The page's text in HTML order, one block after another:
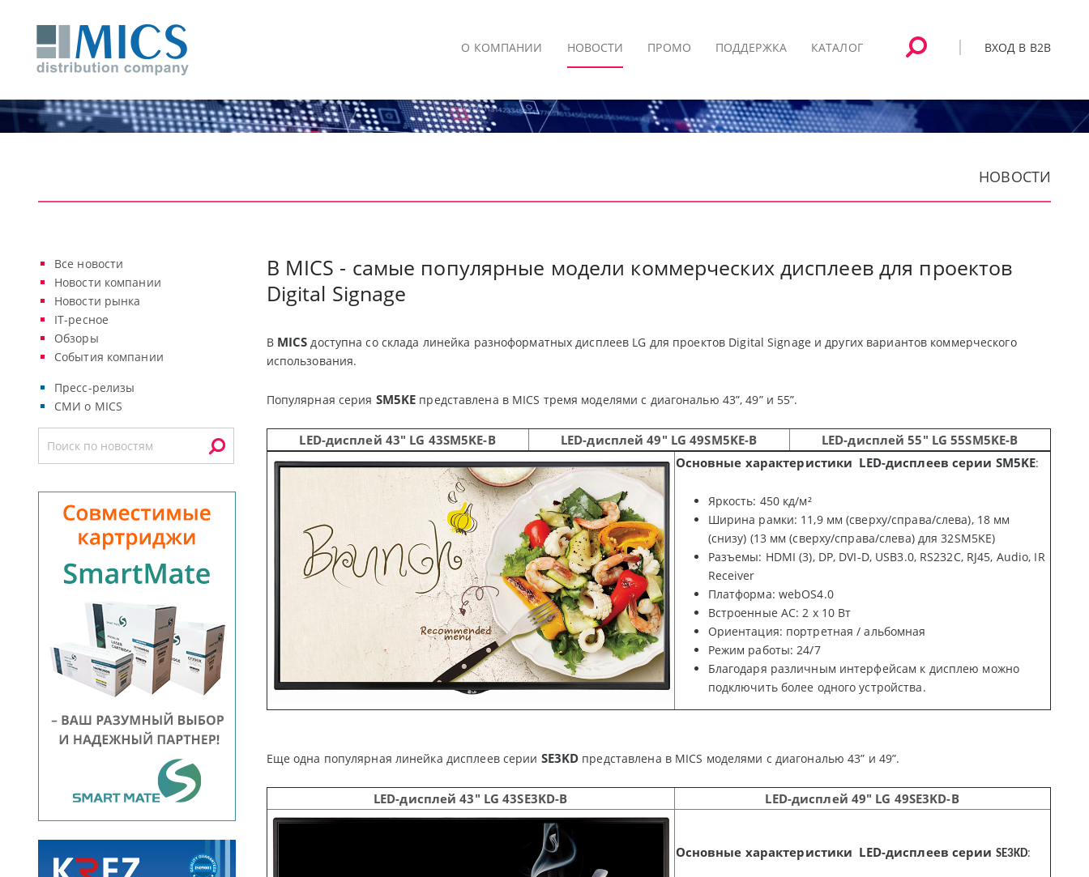
ВХОД В B2B
О КОМПАНИИ НОВОСТИ ПРОМО ПОДДЕРЖКА КАТАЛОГ
НОВОСТИ
Все новости
Новости компании
Новости рынка
IT-ресное
Обзоры
События компании
Пресс-релизы
СМИ о MICS
В MICS - самые популярные модели коммерческих дисплеев для проектов
Digital Signage
В MICS доступна со склада линейка разноформатных дисплеев LG для проектов Digital Signage и других вариантов коммерческого
использования.
Популярная серия SM5KE представлена в MICS тремя моделями с диагональю 43”, 49” и 55”.
LED-дисплей 43" LG 43SM5KE-B LED-дисплей 49" LG 49SM5KE-B LED-дисплей 55" LG 55SM5KE-B
Основные характеристики LED-дисплеев серии SM5KE:
Яркость: 450 кд/м²
Ширина рамки: 11,9 мм (сверху/справа/слева), 18 мм
(снизу) (13 мм (сверху/справа/слева) для 32SM5KE)
Разъемы: HDMI (3), DP, DVI-D, USB3.0, RS232C, RJ45, Audio, IR
Receiver
Платформа: webOS4.0
Встроенные АС: 2 x10 Вт
Ориентация: портретная / альбомная
Режим работы: 24/7
Благодаря различным интерфейсам к дисплею можно
подключить более одного устройства.
Еще одна популярная линейка дисплеев серии SE3KD представлена в MICS моделями с диагональю 43” и 49”.
LED-дисплей 43" LG 43SE3KD-B LED-дисплей 49" LG 49SE3KD-B
Основные характеристики LED-дисплеев серии SE3KD: